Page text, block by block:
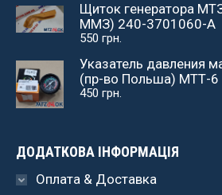
Щиток генератора
ММЗ) 240-3701060-А
550 грн.
Указатель давления
(пр-во Польша) МТТ-6
450 грн.
ДОДАТКОВА ІНФОРМАЦІЯ
Оплата & Доставка